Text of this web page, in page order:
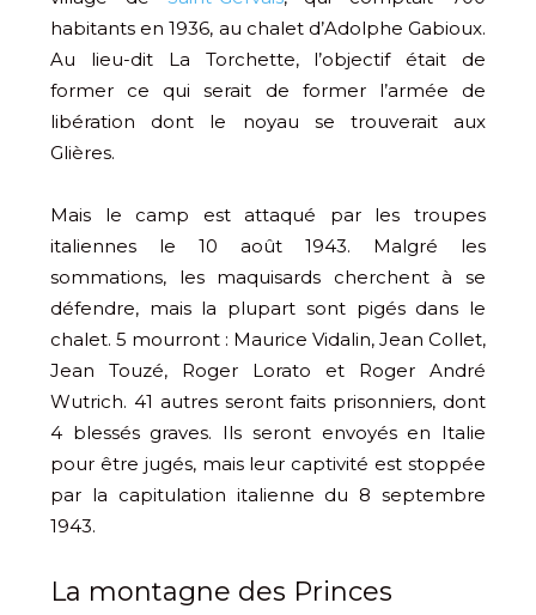
habitants en 1936, au chalet d’Adolphe Gabioux.
Au lieu-dit La Torchette, l’objectif était de
former ce qui serait de former l’armée de
libération dont le noyau se trouverait aux
Glières.
Mais le camp est attaqué par les troupes
italiennes le 10 août 1943. Malgré les
sommations, les maquisards cherchent à se
défendre, mais la plupart sont pigés dans le
chalet. 5 mourront : Maurice Vidalin, Jean Collet,
Jean Touzé, Roger Lorato et Roger André
Wutrich. 41 autres seront faits prisonniers, dont
4 blessés graves. Ils seront envoyés en Italie
pour être jugés, mais leur captivité est stoppée
par la capitulation italienne du 8 septembre
1943.
La montagne des Princes